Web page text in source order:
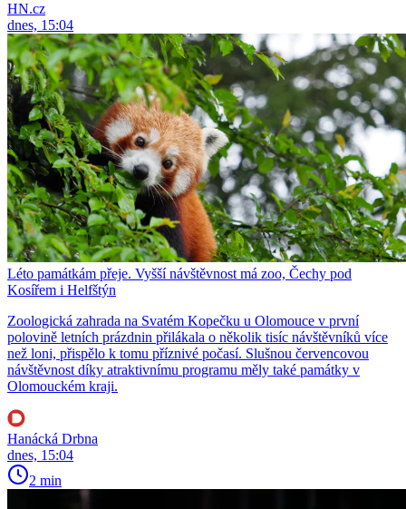
HN.cz
dnes, 15:04
Léto památkám přeje. Vyšší návštěvnost má zoo, Čechy pod
Kosířem i Helfštýn
Zoologická zahrada na Svatém Kopečku u Olomouce v první
polovině letních prázdnin přilákala o několik tisíc návštěvníků více
než loni, přispělo k tomu příznivé počasí. Slušnou červencovou
návštěvnost díky atraktivnímu programu měly také památky v
Olomouckém kraji.
Hanácká Drbna
dnes, 15:04
2 min